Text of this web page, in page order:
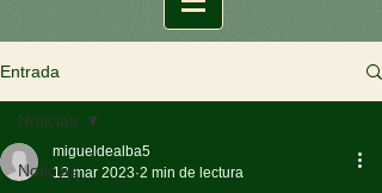
Entrada
Noticias
Noticias
migueldealba5
12 mar 2023 2 min de lectura